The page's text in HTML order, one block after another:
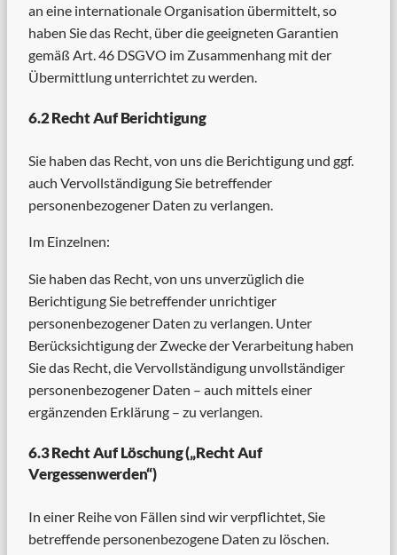
an eine internationale Organisation übermittelt, so
haben Sie das Recht, über die geeigneten Garantien
gemäß Art. 46 DSGVO im Zusammenhang mit der
Übermittlung unterrichtet zu werden.
6.2 Recht Auf Berichtigung
Sie haben das Recht, von uns die Berichtigung und ggf.
auch Vervollständigung Sie betreffender
personenbezogener Daten zu verlangen.
Im Einzelnen:
Sie haben das Recht, von uns unverzüglich die
Berichtigung Sie betreffender unrichtiger
personenbezogener Daten zu verlangen. Unter
Berücksichtigung der Zwecke der Verarbeitung haben
Sie das Recht, die Vervollständigung unvollständiger
personenbezogener Daten – auch mittels einer
ergänzenden Erklärung – zu verlangen.
6.3 Recht Auf Löschung („Recht Auf
Vergessenwerden“)
In einer Reihe von Fällen sind wir verpflichtet, Sie
betreffende personenbezogene Daten zu löschen.